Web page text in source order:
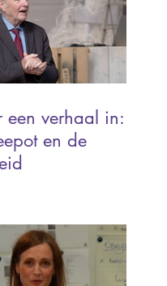
een verhaal in:
en de